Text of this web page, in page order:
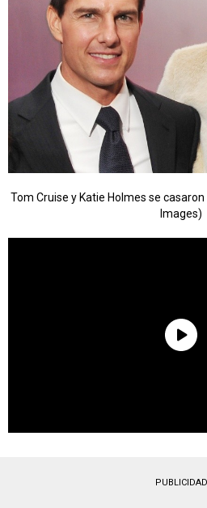
Tom Cruise y Katie Holmes se
Images)
PUBLICIDAD